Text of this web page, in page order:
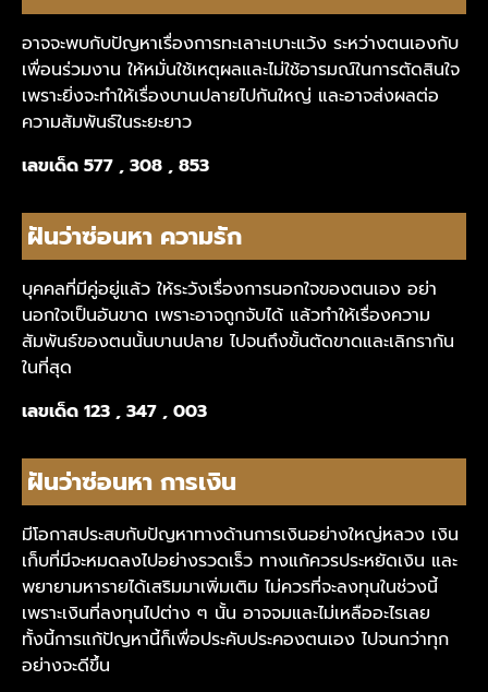
อาจจะพบกับปัญหาเรื่องการทะเลาะเบาะแว้ง ระหว่างตนเองกับ
เพื่อนร่วมงาน ให้หมั่นใช้เหตุผลและไม่ใช้อารมณ์ในการตัดสินใจ
เพราะยิ่งจะทำให้เรื่องบานปลายไปกันใหญ่ และอาจส่งผลต่อ
ความสัมพันธ์ในระยะยาว
เลขเด็ด 577 , 308 , 853
ฝันว่าซ่อนหา ความรัก
บุคคลที่มีคู่อยู่แล้ว ให้ระวังเรื่องการนอกใจของตนเอง อย่า
นอกใจเป็นอันขาด เพราะอาจถูกจับได้ แล้วทำให้เรื่องความ
สัมพันธ์ของตนนั้นบานปลาย ไปจนถึงขั้นตัดขาดและเลิกรากัน
ในที่สุด
เลขเด็ด 123 , 347 , 003
ฝันว่าซ่อนหา การเงิน
มีโอกาสประสบกับปัญหาทางด้านการเงินอย่างใหญ่หลวง เงิน
เก็บที่มีจะหมดลงไปอย่างรวดเร็ว ทางแก้ควรประหยัดเงิน และ
พยายามหารายได้เสริมมาเพิ่มเติม ไม่ควรที่จะลงทุนในช่วงนี้
เพราะเงินที่ลงทุนไปต่าง ๆ นั้น อาจจมและไม่เหลืออะไรเลย
ทั้งนี้การแก้ปัญหานี้ก็เพื่อประคับประคองตนเอง ไปจนกว่าทุก
อย่างจะดีขึ้น